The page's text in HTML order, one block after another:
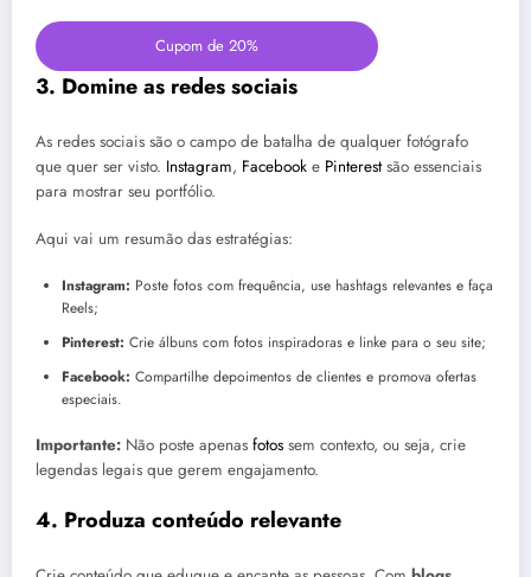
Cupom de 20%
3. Domine as redes sociais
As redes sociais são o campo de batalha de qualquer fotógrafo
que quer ser visto. Instagram, Facebook e Pinterestsão essenciais
para mostrar seu portfólio.
Aqui vai um resumão das estratégias:
Instagram: Poste fotos com frequência, use hashtags relevantes e faça
Reels;
Pinterest: Crie álbuns com fotos inspiradoras e linke para o seu site;
Facebook: Compartilhe depoimentos de clientes e promova ofertas
especiais.
Importante: Não poste apenas fotos sem contexto, ou seja, crie
legendas legais que gerem engajamento.
4. Produza conteúdo relevante